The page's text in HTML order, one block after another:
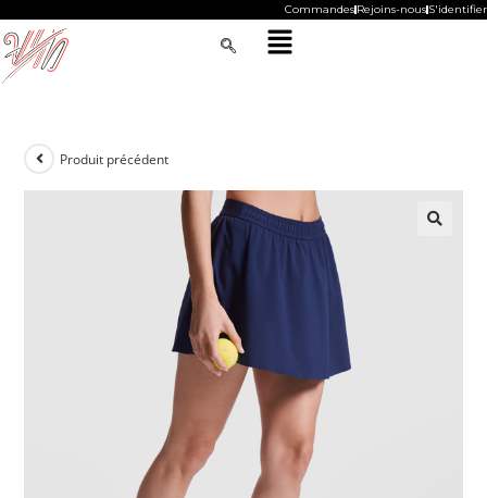
Commandes Rejoins-nous S'identifier
Produit précédent